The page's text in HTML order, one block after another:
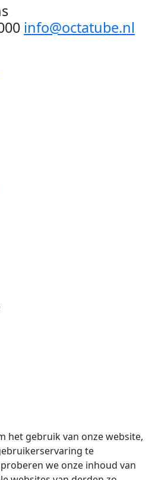
info@octatube.nl
het gebruik van onze website,
te
we onze inhoud van